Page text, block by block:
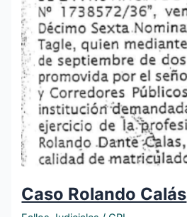
Caso Rolando Calás